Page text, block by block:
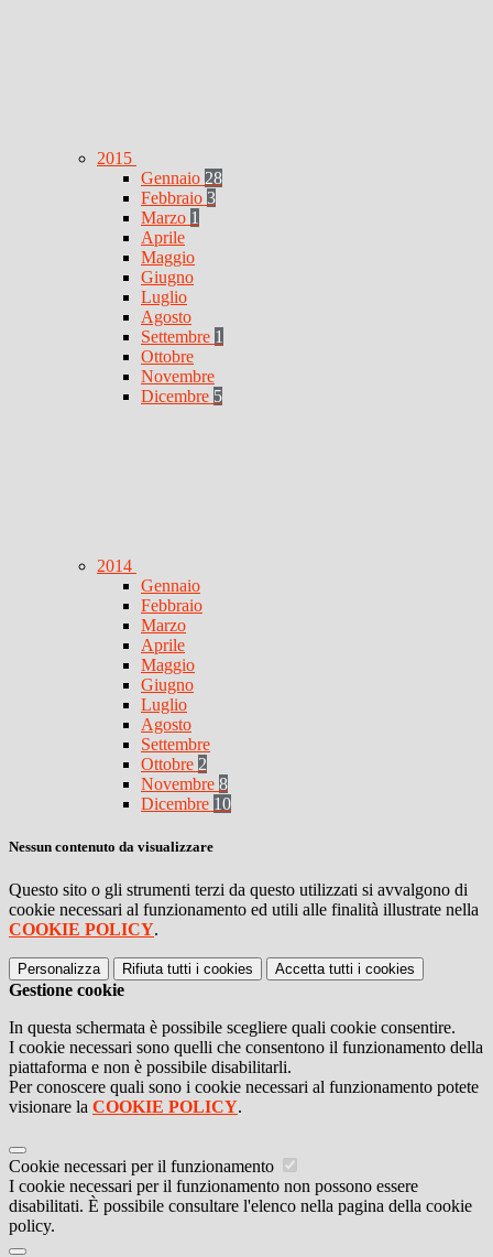
2015
Gennaio 28
Febbraio 3
Marzo 1
Aprile
Maggio
Giugno
Luglio
Agosto
Settembre 1
Ottobre
Novembre
Dicembre 5
2014
Gennaio
Febbraio
Marzo
Aprile
Maggio
Giugno
Luglio
Agosto
Settembre
Ottobre 2
Novembre 8
Dicembre 10
Nessun contenuto da visualizzare
Questo sito o gli strumenti terzi da questo utilizzati si avvalgono di
cookie necessari al funzionamento ed utili alle finalità illustrate nella
COOKIE POLICY.
Personalizza Rifiuta tutti i cookies Accetta tutti i cookies
Gestione cookie
In questa schermata è possibile scegliere quali cookie consentire.
I cookie necessari sono quelli che consentono il funzionamento della
piattaforma e non è possibile disabilitarli.
Per conoscere quali sono i cookie necessari al funzionamento potete
visionare la COOKIE POLICY.
Cookie necessari per il funzionamento
I cookie necessari per il funzionamento non possono essere
disabilitati. È possibile consultare l'elenco nella pagina della cookie
policy.